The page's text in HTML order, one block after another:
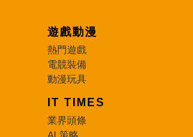
遊戲動漫
熱門遊戲
電競裝備
動漫玩具
IT TIMES
業界頭條
AI 策略